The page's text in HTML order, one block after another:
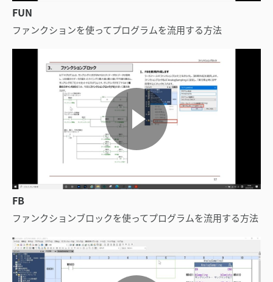
FUN
ファンクションを使ってプログラムを流用する方法
FB
ファンクションブロックを使ってプログラムを流用する方法